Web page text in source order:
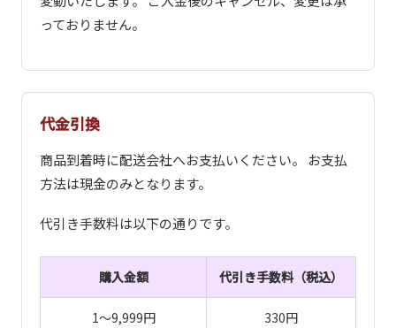
っておりません。
代金引換
商品到着時に配送会社へお支払いください。 お支払
方法は現金のみとなります。
代引き手数料は以下の通りです。
購入金額 代引き手数料（税込）
1～9,999円 330円